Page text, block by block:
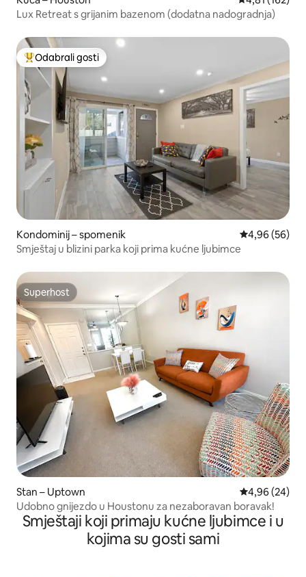
Lux Retreat s grijanim bazenom (dodatna nadogradnja)
Među najviše rangiranima s oznakom „Odabrali gosti”
Odabrali gosti
Kondominij – spomenik Prosječna
4,96 (56)
Smještaj u blizini parka koji prima kućne ljubimce
Superhost
Superhost
Stan – Uptown Prosječna
4,96 (24)
Udobno gnijezdo u Houstonu za nezaboravan boravak!
Smještaji koji primaju kućne ljubimce i u
kojima su gosti sami